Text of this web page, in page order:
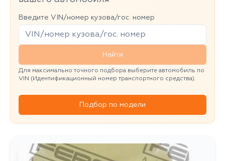
Введите VIN/номер кузова/гос. номер
Найти
Для максимально точного подбора выберите автомобиль по
VIN (Идентификационный номер транспортного средства).
Подбор по модели